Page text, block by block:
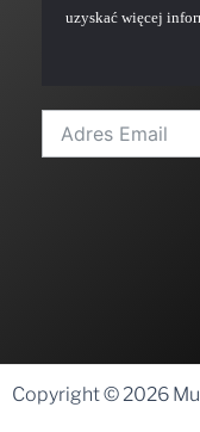
uzyskać więcej
Copyright © 2026